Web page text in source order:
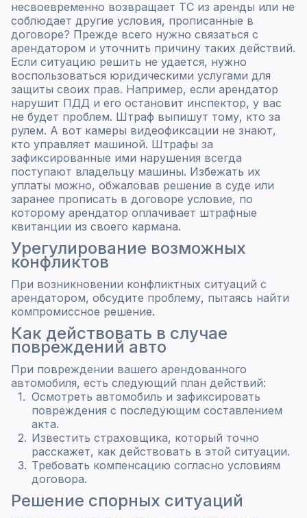
несвоевременно возвращает ТС из аренды или не
соблюдает другие условия, прописанные в
договоре? Прежде всего нужно связаться с
арендатором и уточнить причину таких действий.
Если ситуацию решить не удается, нужно
воспользоваться юридическими услугами для
защиты своих прав. Например, если арендатор
нарушит ПДД и его остановит инспектор, у вас
не будет проблем. Штраф выпишут тому, кто за
рулем. А вот камеры видеофиксации не знают,
кто управляет машиной. Штрафы за
зафиксированные ими нарушения всегда
поступают владельцу машины. Избежать их
уплаты можно, обжаловав решение в суде или
заранее прописать в договоре условие, по
которому арендатор оплачивает штрафные
квитанции из своего кармана.
Урегулирование возможных
конфликтов
При возникновении конфликтных ситуаций с
арендатором, обсудите проблему, пытаясь найти
компромиссное решение.
Как действовать в случае
повреждений авто
При повреждении вашего арендованного
автомобиля, есть следующий план действий:
Осмотреть автомобиль и зафиксировать
повреждения с последующим составлением
акта.
Известить страховщика, который точно
расскажет, как действовать в этой ситуации.
Требовать компенсацию согласно условиям
договора.
Решение спорных ситуаций